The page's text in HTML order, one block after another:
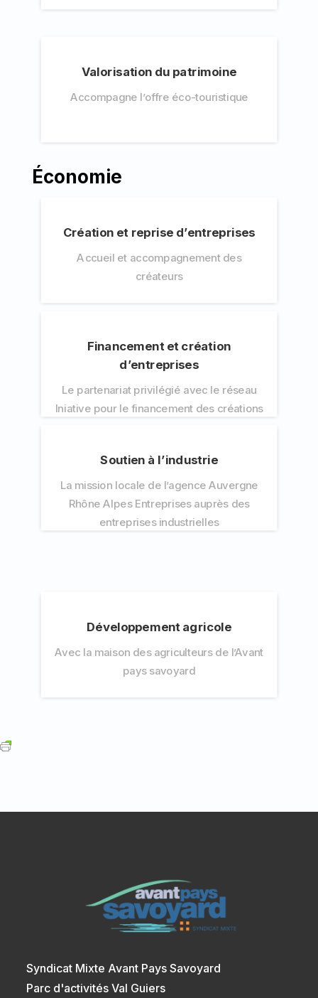
Valorisation du patrimoine
Accompagne l’offre éco-touristique
Économie
Création et reprise d’entreprises
Accueil et accompagnement des
créateurs
Financement et création
d’entreprises
Le partenariat privilégié avec le réseau
Iniative pour le financement des créations
Soutien à l’industrie
La mission locale de l’agence Auvergne
Rhône Alpes Entreprises auprès des
entreprises industrielles
Développement agricole
Avec la maison des agriculteurs de l’Avant
pays savoyard
Syndicat Mixte Avant Pays Savoyard
Parc d'activités Val Guiers